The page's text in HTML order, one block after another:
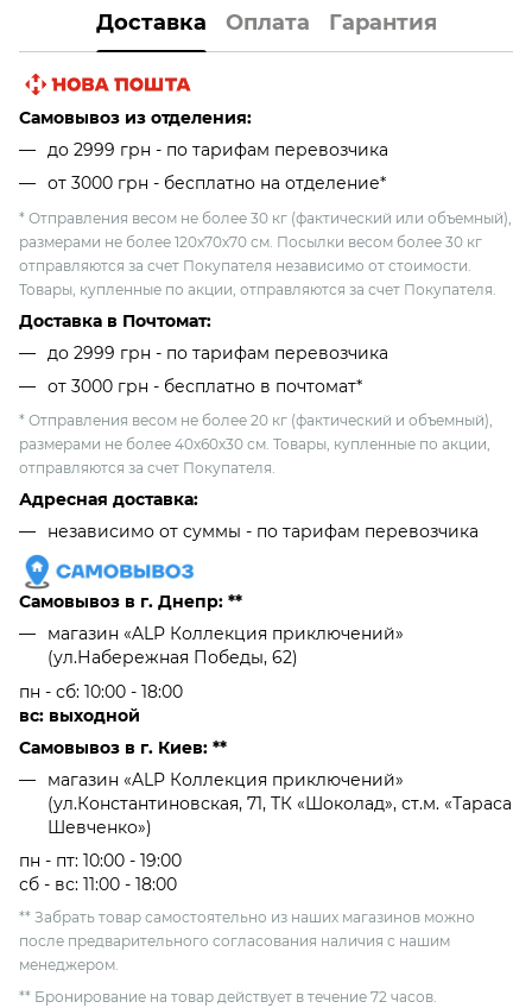
Доставка Оплата Гарантия
Самовывоз из отделения:
до 2999 грн - по тарифам перевозчика
от 3000 грн - бесплатно на отделение*
* Отправления весом не более 30 кг (фактический или объемный),
размерами не более 120х70х70 см. Посылки весом более 30 кг
отправляются за счет Покупателя независимо от стоимости.
Товары, купленные по акции, отправляются за счет Покупателя.
Доставка в Почтомат:
до 2999 грн - по тарифам перевозчика
от 3000 грн - бесплатно в почтомат*
* Отправления весом не более 20 кг (фактический и объемный),
размерами не более 40х60х30 см. Товары, купленные по акции,
отправляются за счет Покупателя.
Адресная доставка:
независимо от cуммы - по тарифам перевозчика
Самовывоз в г. Днепр: **
магазин «ALP Коллекция приключений»
(ул.Набережная Победы, 62)
пн - сб: 10:00 - 18:00
вс: выходной
Самовывоз в г. Киев: **
магазин «ALP Коллекция приключений»
(ул.Константиновская, 71, ТК «Шоколад», ст.м. «Тараса
Шевченко»)
пн - пт: 10:00 - 19:00
сб - вс: 11:00 - 18:00
** Забрать товар самостоятельно из наших магазинов можно
после предварительного согласования наличия с нашим
менеджером.
** Бронирование на товар действует в течение 72 часов.